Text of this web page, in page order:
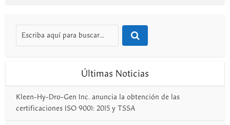
Últimas Noticias
Kleen-Hy-Dro-Gen Inc. anuncia la obtención de las
certificaciones ISO 9001: 2015 y TSSA